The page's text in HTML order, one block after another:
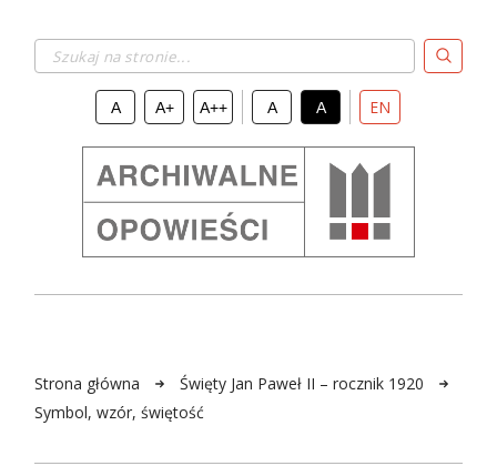
A A+ A++ A A EN
Strona główna
Święty Jan Paweł II – rocznik 1920
Symbol, wzór, świętość